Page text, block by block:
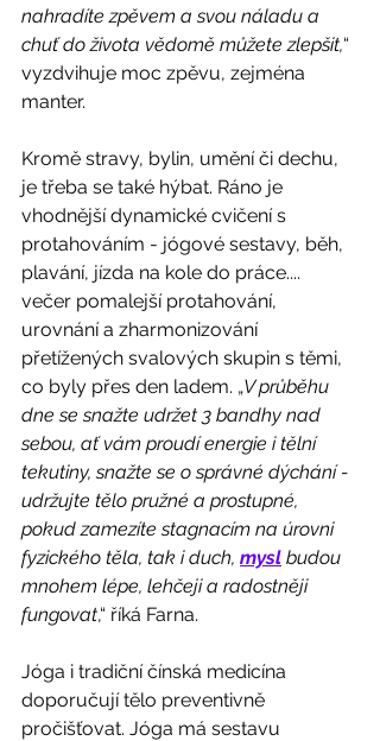
nahradíte zpěvem a svou náladu a
chuť do života vědomě můžete zlepšit,“
vyzdvihuje moc zpěvu, zejména
manter.
Kromě stravy, bylin, umění či dechu,
je třeba se také hýbat. Ráno je
vhodnější dynamické cvičení s
protahováním - jógové sestavy, běh,
plavání, jízda na kole do práce....
večer pomalejší protahování,
urovnání a zharmonizování
přetížených svalových skupin s těmi,
co byly přes den ladem. „V průběhu
dne se snažte udržet 3 bandhy nad
sebou, ať vám proudí energie i tělní
tekutiny, snažte se o správné dýchání -
udržujte tělo pružné a prostupné,
pokud zamezíte stagnacím na úrovni
fyzického těla, tak i duch, mysl budou
mnohem lépe, lehčeji a radostněji
fungovat,“ říká Farna.
Jóga i tradiční čínská medicína
doporučují tělo preventivně
pročišťovat. Jóga má sestavu